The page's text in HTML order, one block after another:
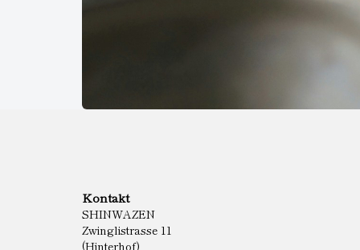
Kontakt
SHINWAZEN
Zwinglistrasse 11
(Hinterhof)